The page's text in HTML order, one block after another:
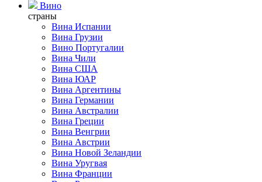
Вино
страны
Вина Испании
Вина Грузии
Вино Португалии
Вина Чили
Вина США
Вина ЮАР
Вина Аргентины
Вина Германии
Вина Австралии
Вина Греции
Вина Венгрии
Вина Австрии
Вина Новой Зеландии
Вина Уругвая
Вина Франции